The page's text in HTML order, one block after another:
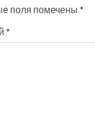
поля помечены *
*